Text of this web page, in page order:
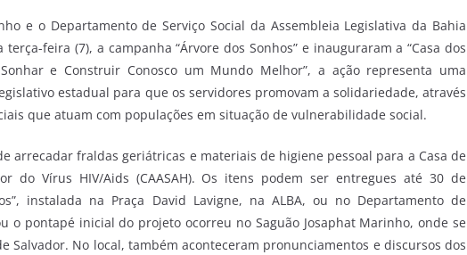
e o Departamento de Serviço Social da Assembleia Legislativa da Bahia
feira (7), a campanha “Árvore dos Sonhos” e inauguraram a “Casa dos
e Construir Conosco um Mundo Melhor”, a ação representa uma
estadual para que os servidores promovam a solidariedade, através
que atuam com populações em situação de vulnerabilidade social.
arrecadar fraldas geriátricas e materiais de higiene pessoal para a Casa de
do Vírus HIV/Aids (CAASAH). Os itens podem ser entregues até 30 de
instalada na Praça David Lavigne, na ALBA, ou no Departamento de
o pontapé inicial do projeto ocorreu no Saguão Josaphat Marinho, onde se
Salvador. No local, também aconteceram pronunciamentos e discursos dos